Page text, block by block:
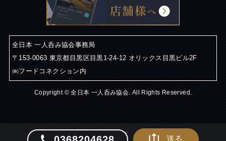
送る
全日本 一人呑み協会事務局
〒153-0063 東京都目黒区目黒1-24-12 オリックス目黒ビル2F
㈱フードコネクション内
Copyright © 全日本 一人呑み協会. All Rights Reserved.